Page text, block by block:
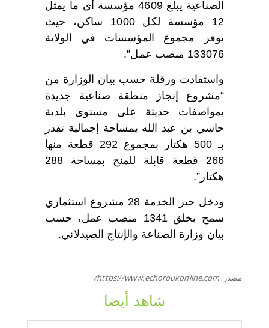
الصناعية يبلغ 4609 مؤسسة أي ما يمثل
12 مؤسسة لكل 1000 ساكن، حيث
يوفر مجموع المؤسسات في الولاية
133076 منصب عمل”.
واستفادت ورقلة حسب بيان الوزارة من
“مشروع إنجاز منطقة صناعية جديدة
بمواصفات حديثة على مستوى بلدية
حاسي بن عبد الله بمساحة إجمالية تقدر
بـ 500 هكتار بمجموع 292 قطعة منها
266 قطعة قابلة للمنح بمساحة 288
هكتار”.
ودخل حيز الخدمة 28 مشروع استثماري
سمح بخلق 1341 منصب عمل، حسب
بيان وزارة الصناعة والإنتاج الصيدلاني.
مصدر:https://www.echoroukonline.com/
شاهد أيضا